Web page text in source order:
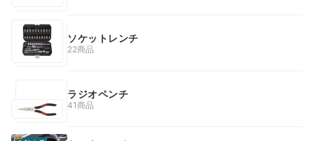
ソケットレンチ
22商品
ラジオペンチ
41商品